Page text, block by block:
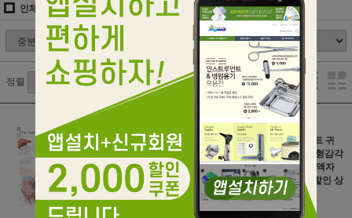
인체차트/인체해부도
정렬
[Anatomy] 간차
트 Liver Chart
평면차트 1900
사이즈 : 62cm X
77cm
71,000원
3D 입체차트 귀
와청각&균형감각
차트 9890 액자
포함 반품 할인 상
품
88,000원